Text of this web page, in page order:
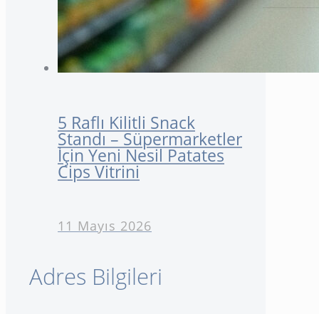
5 Raflı Kilitli Snack
Standı – Süpermarketler
İçin Yeni Nesil Patates
Cips Vitrini
11 Mayıs 2026
Adres Bilgileri